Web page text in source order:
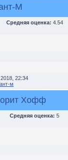
М
Средняя оценка: 4.54
22:34
м
Хофф
Средняя оценка: 5